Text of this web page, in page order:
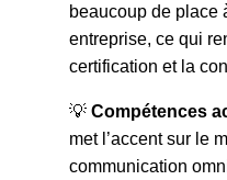
beaucoup de place
entreprise, ce qui
certification et la
💡 Compétences
met l’accent sur le
communication